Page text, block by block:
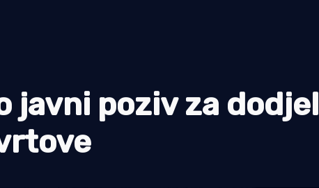
javni poziv za